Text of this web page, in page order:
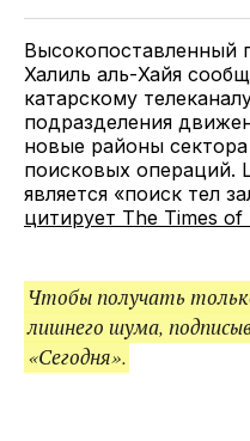
TwitterFacebookTelegram
Высокопоставленный
Халиль аль-Хайя
катарскому
подразделения
новые районы
поисковых операций.
является «поиск тел
цитирует The Times of
Чтобы получать
лишнего шума,
«Сегодня».